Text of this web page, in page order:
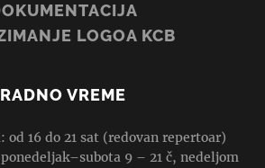
LOGOA KCB
RADNO VREME
od 16 do 21 sat (redovan repertoar)
9 – 21 č, nedeljom